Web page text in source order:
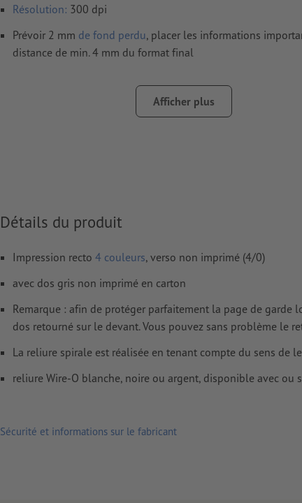
Résolution: 300 dpi
Prévoir 2 mm de fond perdu, placer les informations
distance de min. 4 mm du format final
CMJN, FOGRA51 (PSO Coated v3) pour les
Les commentaires sont supprimés et ne seront ainsi pas
Comment créer correctement des fichiers d'impression?
Afficher plus
Détails du produit
Impression recto 4 couleurs, verso non imprimé (4/0)
avec dos gris non imprimé en carton
Remarque : afin de protéger parfaitement la page de
dos retourné sur le devant. Vous pouvez sans problème le
La reliure spirale est réalisée en tenant compte du sens de
reliure Wire-O blanche, noire ou argent, disponible avec
Sécurité et informations sur le fabricant